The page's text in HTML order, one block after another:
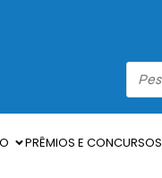
PRÊMIOS E CONCURSOS